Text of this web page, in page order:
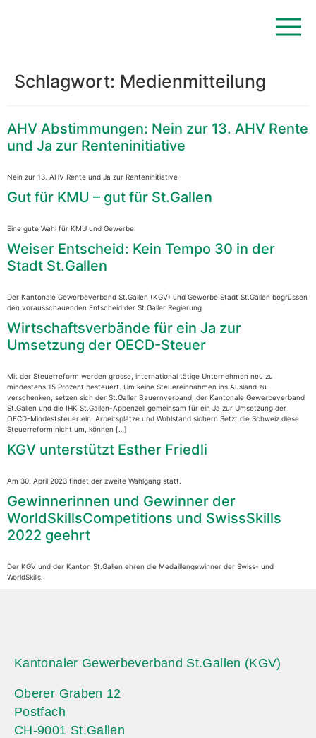
Schlagwort: Medienmitteilung
AHV Abstimmungen: Nein zur 13. AHV Rente
und Ja zur Renteninitiative
Nein zur 13. AHV Rente und Ja zur Renteninitiative
Gut für KMU – gut für St.Gallen
Eine gute Wahl für KMU und Gewerbe.
Weiser Entscheid: Kein Tempo 30 in der
Stadt St.Gallen
Der Kantonale Gewerbeverband St.Gallen (KGV) und Gewerbe Stadt St.Gallen begrüssen
den vorausschauenden Entscheid der St.Galler Regierung.
Wirtschaftsverbände für ein Ja zur
Umsetzung der OECD-Steuer
Mit der Steuerreform werden grosse, international tätige Unternehmen neu zu
mindestens 15 Prozent besteuert. Um keine Steuereinnahmen ins Ausland zu
verschenken, setzen sich der St.Galler Bauernverband, der Kantonale Gewerbeverband
St.Gallen und die IHK St.Gallen-Appenzell gemeinsam für ein Ja zur Umsetzung der
OECD-Mindeststeuer ein. Arbeitsplätze und Wohlstand sichern Setzt die Schweiz diese
Steuerreform nicht um, können […]
KGV unterstützt Esther Friedli
Am 30. April 2023 findet der zweite Wahlgang statt.
Gewinnerinnen und Gewinner der
WorldSkillsCompetitions und SwissSkills
2022 geehrt
Der KGV und der Kanton St.Gallen ehren die Medaillengewinner der Swiss- und
WorldSkills.
Kantonaler Gewerbeverband St.Gallen (KGV)
Oberer Graben 12
Postfach
CH-9001 St.Gallen